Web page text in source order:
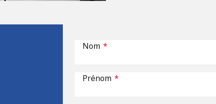
Nom *
Prénom *